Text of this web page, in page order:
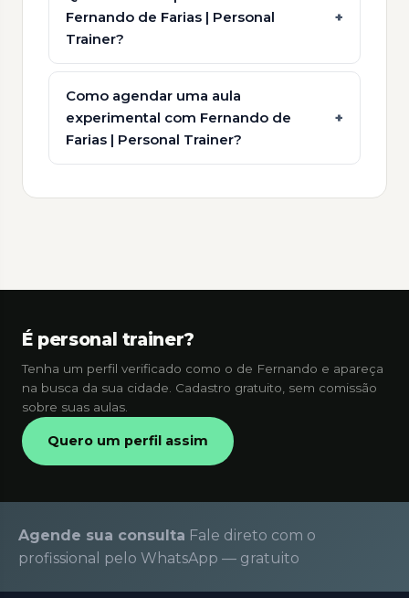
Fernando de Farias | Personal
Trainer?
Como agendar uma aula
experimental com Fernando de
Farias | Personal Trainer?
É personal trainer?
Tenha um perfil verificado como o de Fernando e apareça
na busca da sua cidade. Cadastro gratuito, sem comissão
sobre suas aulas.
Quero um perfil assim
Agende sua consulta Fale direto com o
profissional pelo WhatsApp — gratuito